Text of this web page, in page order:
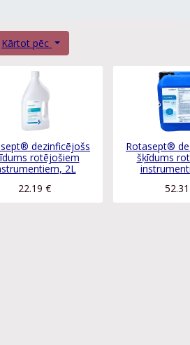
Kārtot pēc
dezinficējošs
rotējošiem
2L
22.19 €
Rotasept®
šķīdums
52.31